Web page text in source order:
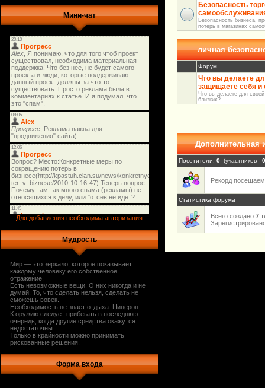
Мини-чат
Для добавления необходима авторизация
Мудрость
Мир — это зеркало, которое показывает
каждому человеку его собственное
отражение.
Есть невозможные вещи. О них никогда и не
думай. То, что сделать нельзя, сделать не
сможешь вовек.
Необходимость не знает отдыха. Цицерон
К оружию следует прибегать в последнюю
очередь, когда другие средства окажутся
недостаточны.
Только в крайности можно принимать
рискованные решения.
Форма входа
Безопасность
Безопасность бизнеса,
потерь в магазинах
личная
Форум
Что вы делаете
защищаете себя и
Что вы делаете для
близких?
Дополнительная
Посетители: 0 (участников - 0
Рекорд
Статистика форума
Всего создано 7